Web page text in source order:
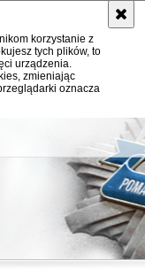
korzystanie z
tych plików, to
urządzenia.
zmieniając
oznacza